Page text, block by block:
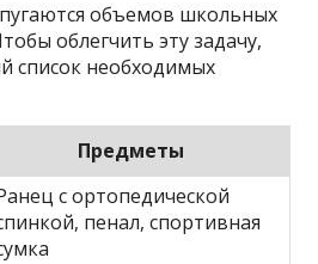
объемов школьных
облегчить эту задачу,
список необходимых
Предметы
с ортопедической
пенал, спортивная